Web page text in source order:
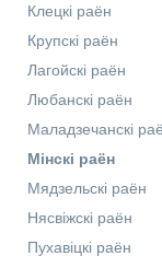
Клецкі раён
Крупскі раён
Лагойскі раён
Любанскі раён
Маладзечанскі
Мінскі раён
Мядзельскі раён
Нясвіжскі раён
Пухавіцкі раён